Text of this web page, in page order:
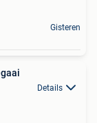
Gisteren
Details